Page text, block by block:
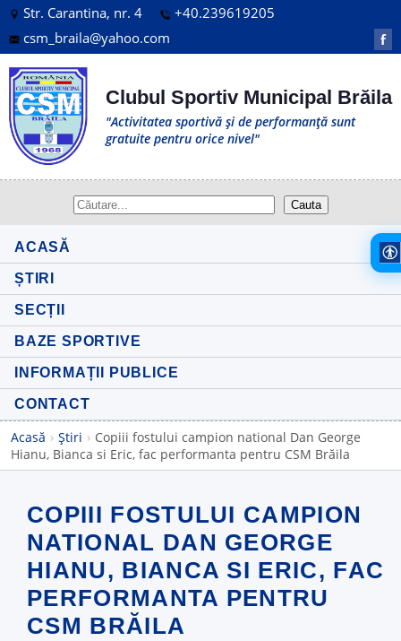
Str. Carantina, nr. 4
+40.239619205
csm_braila@yahoo.com
f
Clubul Sportiv Municipal Brăila
"Activitatea sportivă și de performanță sunt
gratuite pentru orice nivel"
ACASĂ
ȘTIRI
SECȚII
BAZE SPORTIVE
INFORMAȚII PUBLICE
CONTACT
Acasă › Știri › Copiii fostului campion national Dan George
Hianu, Bianca si Eric, fac performanta pentru CSM Brăila
COPIII FOSTULUI CAMPION
NATIONAL DAN GEORGE
HIANU, BIANCA SI ERIC, FAC
PERFORMANTA PENTRU
CSM BRĂILA